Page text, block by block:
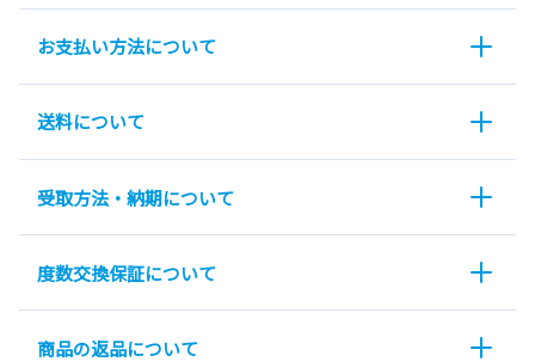
お支払い方法について
送料について
受取方法・納期について
度数交換保証について
商品の返品について